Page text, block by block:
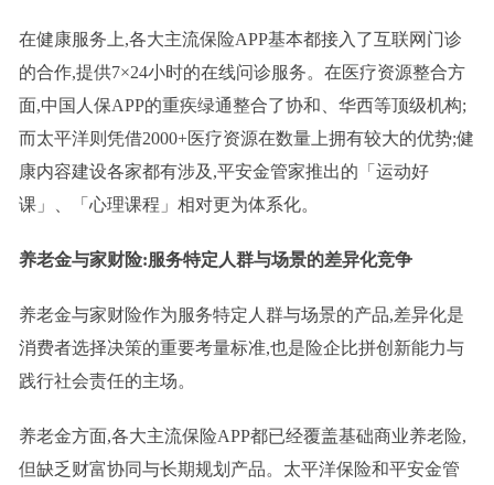
在健康服务上,各大主流保险APP基本都接入了互联网门诊
的合作,提供7×24小时的在线问诊服务。在医疗资源整合方
面,中国人保APP的重疾绿通整合了协和、华西等顶级机构;
而太平洋则凭借2000+医疗资源在数量上拥有较大的优势;健
康内容建设各家都有涉及,平安金管家推出的「运动好
课」、「心理课程」相对更为体系化。
养老金与家财险:服务特定人群与场景的差异化竞争
养老金与家财险作为服务特定人群与场景的产品,差异化是
消费者选择决策的重要考量标准,也是险企比拼创新能力与
践行社会责任的主场。
养老金方面,各大主流保险APP都已经覆盖基础商业养老险,
但缺乏财富协同与长期规划产品。太平洋保险和平安金管